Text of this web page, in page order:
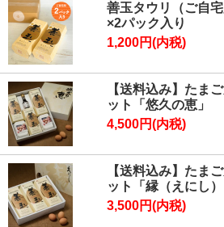
善玉タウリ（ご自
×2パック入り
1,200円(内税)
【送料込み】たま
ット「悠久の恵」
4,500円(内税)
【送料込み】たま
ット「縁（えにし）
3,500円(内税)